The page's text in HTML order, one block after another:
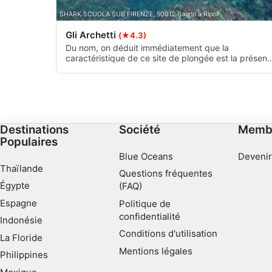
SHARK SCUOLA SUB FIRENZE, 50012 Bagno a Ripoli
Gli Archetti (★4.3)
Du nom, on déduit immédiatement que la
caractéristique de ce site de plongée est la
Destinations
Populaires
Thaïlande
Égypte
Espagne
Indonésie
La Floride
Philippines
Société
Blue Oceans
Questions fréquentes
(FAQ)
Politique de
confidentialité
Conditions d'utilisation
Mentions légales